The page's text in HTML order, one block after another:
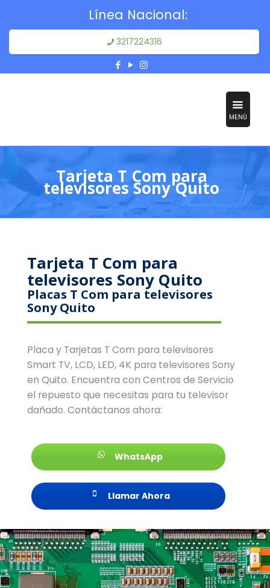
Línea Nacional:
3217224316
MENÚ
Tarjeta T Com para
televisores Sony Quito
Tarjeta T Com para
televisores Sony Quito
Placas T Com para televisores
Sony Quito
Placa y Tarjetas T Com para televisores
Smart TV, LCD, LED, 4K para televisores Sony
en Quito. Encuentra con Centros de Servicio
el repuesto que necesitas para tu televisor
dañado. Contáctanos ahora:
WhatsApp
Llamar Ahora